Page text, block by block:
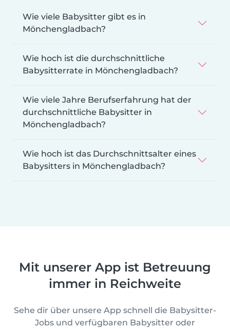
Wie viele Babysitter gibt es in
Mönchengladbach?
Wie hoch ist die durchschnittliche
Babysitterrate in Mönchengladbach?
Wie viele Jahre Berufserfahrung hat der
durchschnittliche Babysitter in
Mönchengladbach?
Wie hoch ist das Durchschnittsalter eines
Babysitters in Mönchengladbach?
Mit unserer App ist Betreuung
immer in Reichweite
Sehe dir über unsere App schnell die Babysitter-
Jobs und verfügbaren Babysitter oder